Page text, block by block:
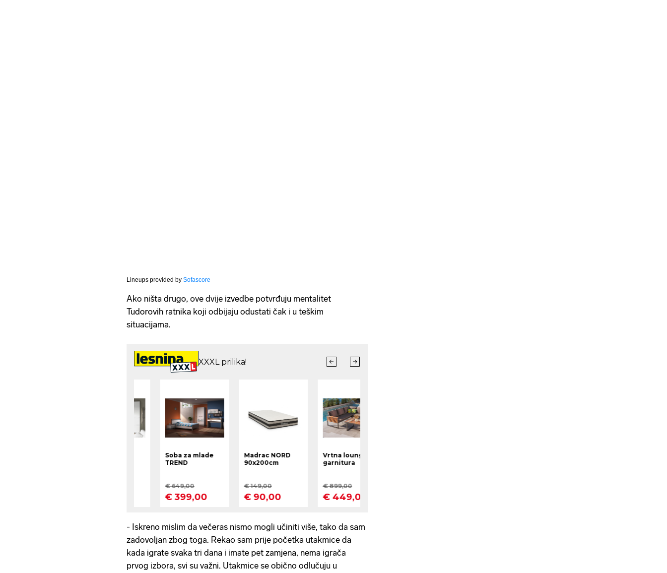
Lineups provided by Sofascore
Ako ništa drugo, ove dvije izvedbe potvrđuju mentalitet
Tudorovih ratnika koji odbijaju odustati čak i u teškim
situacijama.
- Iskreno mislim da večeras nismo mogli učiniti više, tako da sam
zadovoljan zbog toga. Rekao sam prije početka utakmice da
kada igrate svaka tri dana i imate pet zamjena, nema igrača
prvog izbora, svi su važni. Utakmice se obično odlučuju u